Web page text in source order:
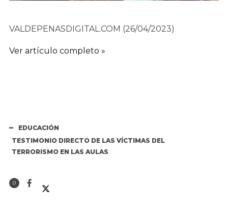
VALDEPENASDIGITAL.COM (26/04/2023)
Ver artículo completo »
EDUCACIÓN
TESTIMONIO DIRECTO DE LAS VÍCTIMAS DEL
TERRORISMO EN LAS AULAS
0